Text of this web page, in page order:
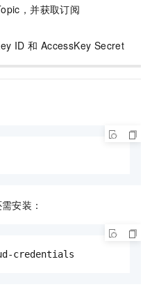
，并获取订阅
ID 和 AccessKey Secret
安装：
credentials